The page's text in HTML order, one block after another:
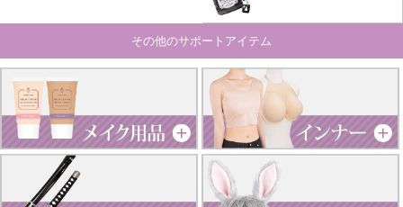
その他のサポートアイテム